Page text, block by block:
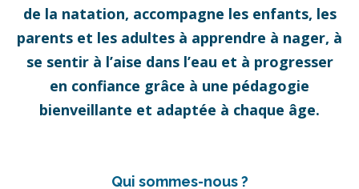
de la natation, accompagne les enfants, les
parents et les adultes à apprendre à nager, à
se sentir à l’aise dans l’eau et à progresser
en confiance grâce à une pédagogie
bienveillante et adaptée à chaque âge.
Qui sommes-nous ?